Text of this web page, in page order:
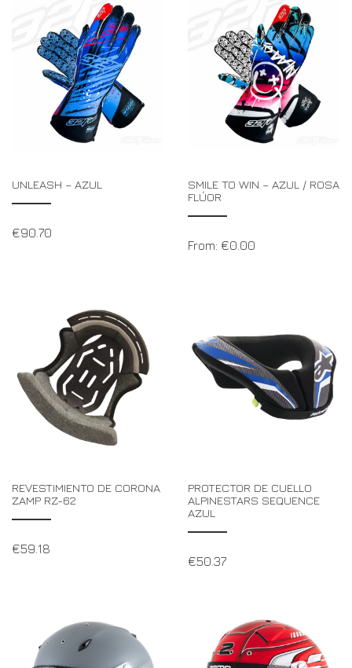
UNLEASH – AZUL
€90.70
SMILE TO WIN – AZUL / ROSA
FLÚOR
From: €0.00
REVESTIMIENTO DE CORONA
ZAMP RZ-62
€59.18
PROTECTOR DE CUELLO
ALPINESTARS SEQUENCE
AZUL
€50.37